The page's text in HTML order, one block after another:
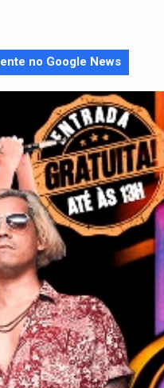
no Google News